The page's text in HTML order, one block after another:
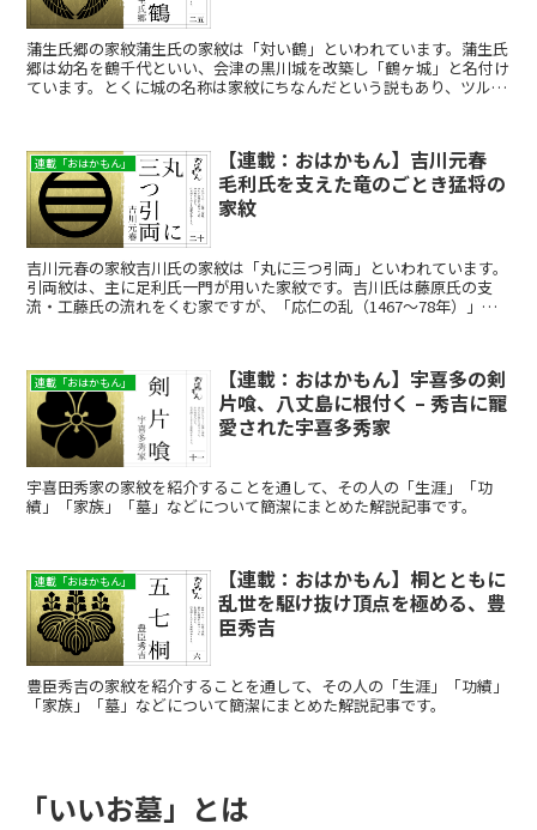
蒲生氏郷の家紋蒲生氏の家紋は「対い鶴」といわれています。蒲生氏
郷は幼名を鶴千代といい、会津の黒川城を改築し「鶴ヶ城」と名付け
ています。とくに城の名称は家紋にちなんだという説もあり、ツルに
連載「おはかもん」
【連載：おはかもん】吉川元春
毛利氏を支えた竜のごとき猛将の
家紋
吉川元春の家紋吉川氏の家紋は「丸に三つ引両」といわれています。
引両紋は、主に足利氏一門が用いた家紋です。吉川氏は藤原氏の支
流・工藤氏の流れをくむ家ですが、「応仁の乱（1467～78年）」で
連載「おはかもん」
【連載：おはかもん】宇喜多の剣
片喰、八丈島に根付く – 秀吉に寵
愛された宇喜多秀家
宇喜田秀家の家紋を紹介することを通して、その人の「生涯」「功
績」「家族」「墓」などについて簡潔にまとめた解説記事です。
連載「おはかもん」
【連載：おはかもん】桐とともに
乱世を駆け抜け頂点を極める、豊
臣秀吉
豊臣秀吉の家紋を紹介することを通して、その人の「生涯」「功績」
「家族」「墓」などについて簡潔にまとめた解説記事です。
「いいお墓」とは